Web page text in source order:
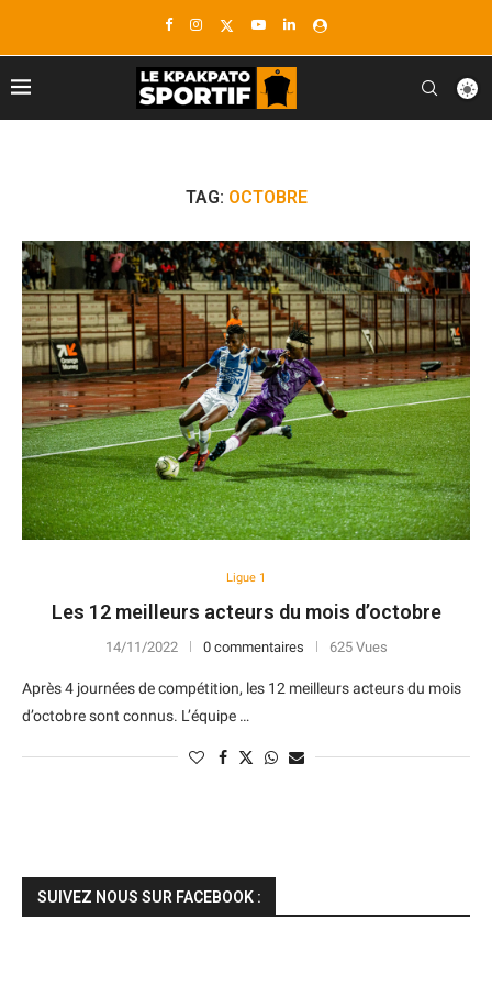
TAG: OCTOBRE
Ligue 1
Les 12 meilleurs acteurs du mois d’octobre
14/11/2022 0 commentaires 625 Vues
Après 4 journées de compétition, les 12 meilleurs acteurs du mois
d’octobre sont connus. L’équipe …
SUIVEZ NOUS SUR FACEBOOK :